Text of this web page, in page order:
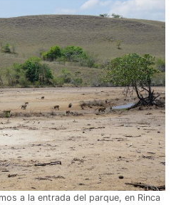
a la entrada del parque, en Rinca